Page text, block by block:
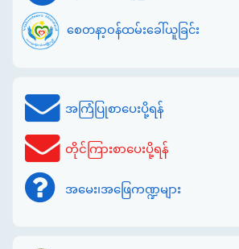
စေတနာ့ဝန်ထမ်းခေါ်ယူခြင်း
အကြံပြုစာပေးပို့ရန်
တိုင်ကြားစာပေးပို့ရန်
အမေး၊အဖြေကဏ္ဍများ